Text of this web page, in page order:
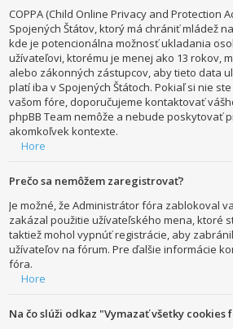
COPPA (Child Online Privacy and Protection
Spojených Štátov, ktorý má chrániť mládež
kde je potencionálna možnosť ukladania
užívateľovi, ktorému je menej ako 13 rokov,
alebo zákonných zástupcov, aby tieto data
platí iba v Spojených Štátoch. Pokiaľ si nie
vašom fóre, doporučujeme kontaktovať
phpBB Team nemôže a nebude poskytovať
akomkoľvek kontexte.
Hore
Prečo sa nemôžem zaregistrovať?
Je možné, že Administrátor fóra zablokoval
zakázal použitie užívateľského mena, ktoré
taktiež mohol vypnúť registrácie, aby
užívateľov na fórum. Pre ďalšie informácie
fóra.
Hore
Na čo slúži odkaz "Vymazať všetky cookies